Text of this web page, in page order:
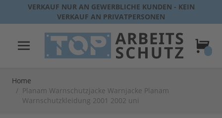
Direkt zum Inhalt
VERKAUF NUR AN GEWERBLICHE KUNDEN - KEIN
VERKAUF AN PRIVATPERSONEN
Home
/ Planam Warnschutzjacke Warnjacke Planam
Warnschutzkleidung 2001 2002 uni